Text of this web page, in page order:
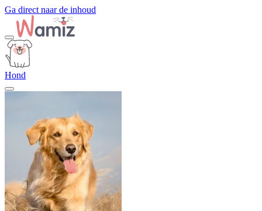
Ga direct naar de inhoud
Hond